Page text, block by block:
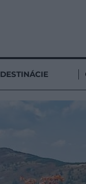
DESTINÁCIE